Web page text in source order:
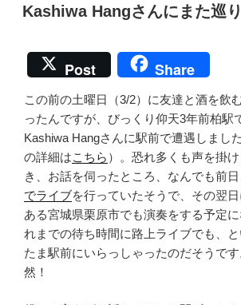
ス
を
熱
く
語
っ
て
み
た
（１）
～
稿
日:
Kashiwa Hangさんにまた巡
Post Share
この前の土曜日（3/2）に友達と酒を飲
ったんですが、びっくり仰天3年前柏駅
Kashiwa Hangさんに駅前で遭遇しまし
の詳細はこちら ）。恐れ多くも声を掛
き、お話を伺ったところ、なんでも前日
でライブを行っていたそうで、その翌
ある宮城県栗原市でも演奏をする予定
れまでの待ち時間に路上ライブでも、
たま駅前にいらっしゃったのだそうで
然！